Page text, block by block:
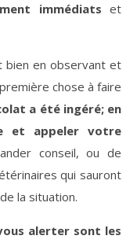
immédiats et
bien en observant et
chose à faire
a été ingéré; en
et appeler votre
conseil, ou de
qui sauront
la situation.
alerter sont les